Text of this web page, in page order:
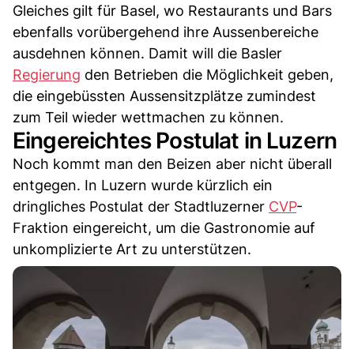
Gleiches gilt für Basel, wo Restaurants und Bars
ebenfalls vorübergehend ihre Aussenbereiche
ausdehnen können. Damit will die Basler
Regierung den Betrieben die Möglichkeit geben,
die eingebüssten Aussensitzplätze zumindest
zum Teil wieder wettmachen zu können.
Eingereichtes Postulat in Luzern
Noch kommt man den Beizen aber nicht überall
entgegen. In Luzern wurde kürzlich ein
dringliches Postulat der Stadtluzerner CVP-
Fraktion eingereicht, um die Gastronomie auf
unkomplizierte Art zu unterstützen.